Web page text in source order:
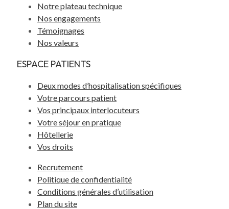
Notre plateau technique
Nos engagements
Témoignages
Nos valeurs
ESPACE PATIENTS
Deux modes d’hospitalisation spécifiques
Votre parcours patient
Vos principaux interlocuteurs
Votre séjour en pratique
Hôtellerie
Vos droits
Recrutement
Politique de confidentialité
Conditions générales d’utilisation
Plan du site